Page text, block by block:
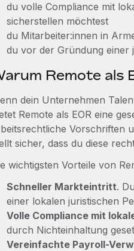
du volle Compliance mit
sicherstellen möchtest
du Mitarbeiter:innen in
du vor der Gründung einer
Remote als
dein Unternehmen
Remote als EOR eine
Vorschriften
sicher, dass du diese
wichtigsten Vorteile von
Schneller Markteintritt.
einer lokalen juristischen
Volle Compliance mit
durch Nichteinhaltung
Vereinfachte Payroll-